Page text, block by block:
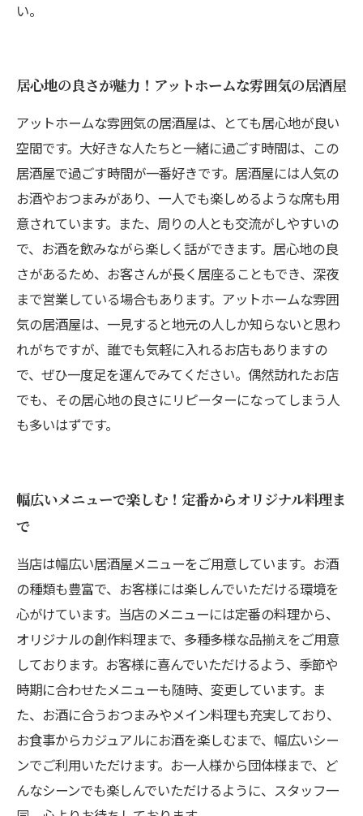
い。
居心地の良さが魅力！アットホームな雰囲気の居酒屋
アットホームな雰囲気の居酒屋は、とても居心地が良い
空間です。大好きな人たちと一緒に過ごす時間は、この
居酒屋で過ごす時間が一番好きです。居酒屋には人気の
お酒やおつまみがあり、一人でも楽しめるような席も用
意されています。また、周りの人とも交流がしやすいの
で、お酒を飲みながら楽しく話ができます。居心地の良
さがあるため、お客さんが長く居座ることもでき、深夜
まで営業している場合もあります。アットホームな雰囲
気の居酒屋は、一見すると地元の人しか知らないと思わ
れがちですが、誰でも気軽に入れるお店もありますの
で、ぜひ一度足を運んでみてください。偶然訪れたお店
でも、その居心地の良さにリピーターになってしまう人
も多いはずです。
幅広いメニューで楽しむ！定番からオリジナル料理ま
で
当店は幅広い居酒屋メニューをご用意しています。お酒
の種類も豊富で、お客様には楽しんでいただける環境を
心がけています。当店のメニューには定番の料理から、
オリジナルの創作料理まで、多種多様な品揃えをご用意
しております。お客様に喜んでいただけるよう、季節や
時期に合わせたメニューも随時、変更しています。ま
た、お酒に合うおつまみやメイン料理も充実しており、
お食事からカジュアルにお酒を楽しむまで、幅広いシー
ンでご利用いただけます。お一人様から団体様まで、ど
んなシーンでも楽しんでいただけるように、スタッフ一